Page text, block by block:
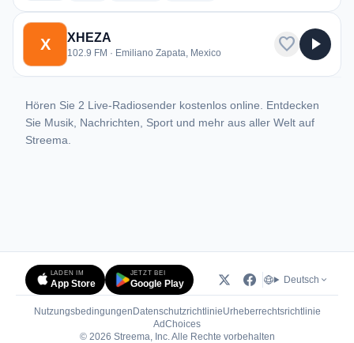
X XHEZA
102.9 FM · Emiliano Zapata, Mexico favorite play_arrow
Hören Sie 2 Live-Radiosender kostenlos online. Entdecken
Sie Musik, Nachrichten, Sport und mehr aus aller Welt auf
Streema.
LADEN IM
App Store
JETZT BEI
Google Play Deutsch
Nutzungsbedingungen DatenschutzrichtlinieUrheberrechtsrichtlinie
AdChoices(öffnet in neuem Tab)
© 2026 Streema, Inc. Alle Rechte vorbehalten